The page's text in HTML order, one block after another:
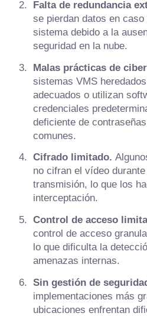
Falta de redundancia
se pierdan datos en
sistema debido a la
seguridad en la nube.
Malas prácticas de
sistemas VMS
adecuados o utilizan
credenciales
deficiente de
comunes.
Cifrado limitado.
no cifran el vídeo
transmisión, lo que los
interceptación.
Control de acceso
control de acceso
lo que dificulta la
amenazas internas.
Sin gestión de
implementaciones más
ubicaciones enfrentan